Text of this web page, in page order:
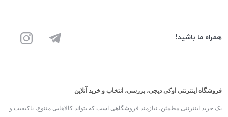
همراه ما باشید!
فروشگاه اینترنتی اوکی دیجی، بررسی، انتخاب و خرید آنلاین
یک خرید اینترنتی مطمئن، نیازمند فروشگاهی است که بتواند کالاهایی متنوع، باکیفیت و